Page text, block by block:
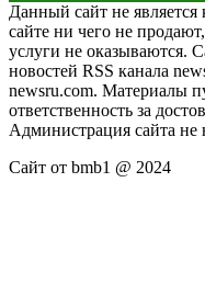
Данный сайт не
сайте ни чего не
услуги не оказываются.
новостей RSS канала
newsru.com. Материалы
ответственность за
Администрация сайта не
Сайт от bmb1 @ 2024